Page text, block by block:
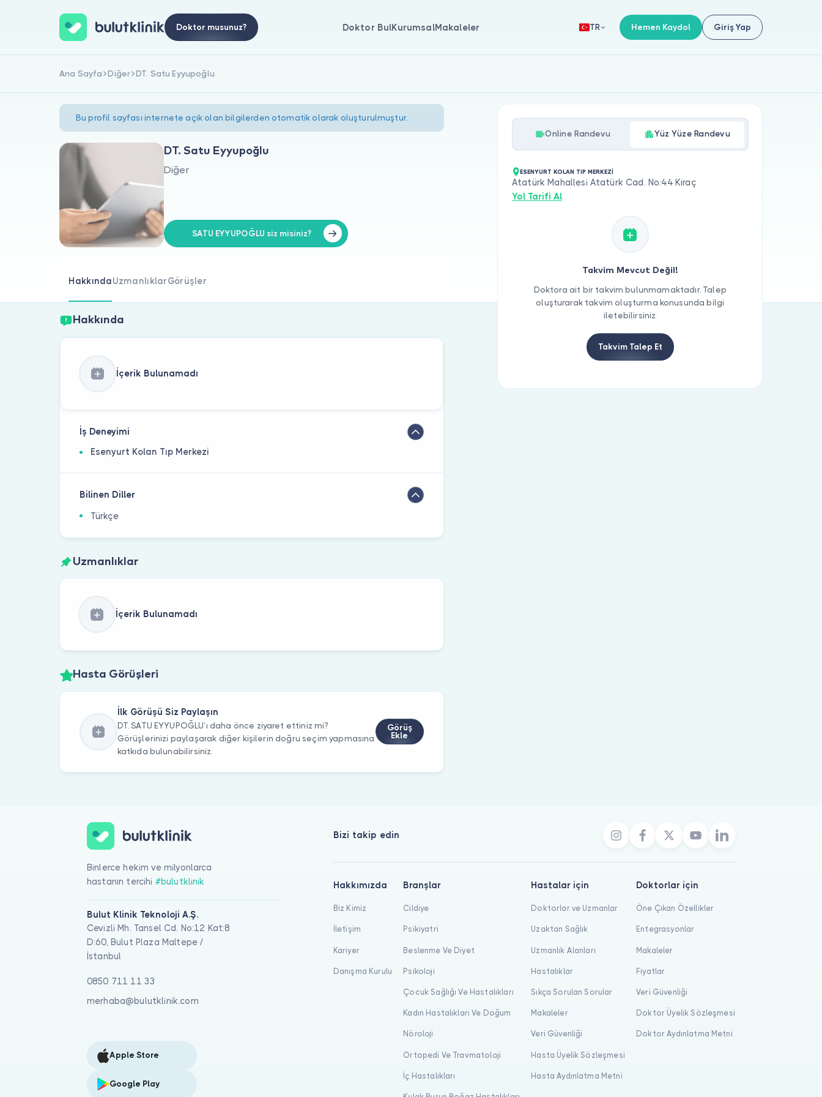
Doktor musunuz? Doktor BulKurumsalMakaleler TR Hemen Kaydol Giriş Yap
Ana Sayfa Diğer DT. Satu Eyyupoğlu
Bu profil sayfası internete açık olan bilgilerden otomatik olarak oluşturulmuştur.
DT. Satu Eyyupoğlu
Diğer
SATU EYYUPOĞLU siz misiniz?
HakkındaUzmanlıklarGörüşler
Hakkında
İçerik Bulunamadı
İş Deneyimi
Esenyurt Kolan Tıp Merkezi
Bilinen Diller
Türkçe
Uzmanlıklar
İçerik Bulunamadı
Hasta Görüşleri
İlk Görüşü Siz Paylaşın
DT. SATU EYYUPOĞLU’ı daha önce ziyaret ettiniz mi?
Görüşlerinizi paylaşarak diğer kişilerin doğru seçim yapmasına
katkıda bulunabilirsiniz.
Görüş
Ekle
Online Randevu Yüz Yüze Randevu
ESENYURT KOLAN TIP MERKEZİ
Atatürk Mahallesi Atatürk Cad. No:44 Kıraç
Yol Tarifi Al
Takvim Mevcut Değil!
Doktora ait bir takvim bulunmamaktadır. Talep
oluşturarak takvim oluşturma konusunda bilgi
iletebilirsiniz.
Takvim Talep Et
Binlerce hekim ve milyonlarca
hastanın tercihi #bulutklinik
Bulut Klinik Teknoloji A.Ş.
Cevizli Mh. Tansel Cd. No:12 Kat:8
D:60, Bulut Plaza Maltepe /
İstanbul
0850 711 11 33
merhaba@bulutklinik.com
Apple Store
Google Play
Bizi takip edin
Hakkımızda
Biz Kimiz
İletişim
Kariyer
Danışma Kurulu
Branşlar
Cildiye
Psikiyatri
Beslenme Ve Diyet
Psikoloji
Çocuk Sağlığı Ve Hastalıkları
Kadın Hastalıkları Ve Doğum
Nöroloji
Ortopedi Ve Travmatoloji
İç Hastalıkları
Hastalar için
Doktorlar ve Uzmanlar
Uzaktan Sağlık
Uzmanlık Alanları
Hastalıklar
Sıkça Sorulan Sorular
Makaleler
Veri Güvenliği
Hasta Üyelik Sözleşmesi
Hasta Aydınlatma Metni
Doktorlar için
Öne Çıkan Özellikler
Entegrasyonlar
Makaleler
Fiyatlar
Veri Güvenliği
Doktor Üyelik Sözleşmesi
Doktor Aydınlatma Metni